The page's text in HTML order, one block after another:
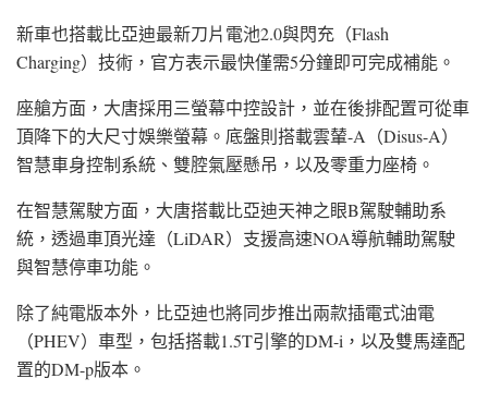
新車也搭載比亞迪最新刀片電池2.0與閃充（Flash
Charging）技術，官方表示最快僅需5分鐘即可完成補能。
座艙方面，大唐採用三螢幕中控設計，並在後排配置可從車
頂降下的大尺寸娛樂螢幕。底盤則搭載雲輦-A（Disus-A）
智慧車身控制系統、雙腔氣壓懸吊，以及零重力座椅。
在智慧駕駛方面，大唐搭載比亞迪天神之眼B駕駛輔助系
統，透過車頂光達（LiDAR）支援高速NOA導航輔助駕駛
與智慧停車功能。
除了純電版本外，比亞迪也將同步推出兩款插電式油電
（PHEV）車型，包括搭載1.5T引擎的DM-i，以及雙馬達配
置的DM-p版本。